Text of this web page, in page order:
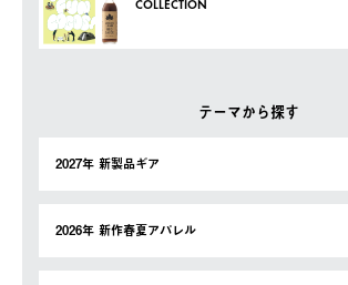
COLLECTION
テーマから探す
2027年 新製品ギア
2026年 新作春夏アパレル